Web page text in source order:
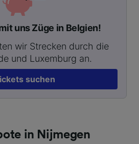
uns Züge in Belgien!
wir Strecken durch die
und Luxemburg an.
suchen
in Nijmegen